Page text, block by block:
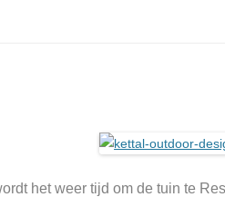
het weer tijd om de tuin te